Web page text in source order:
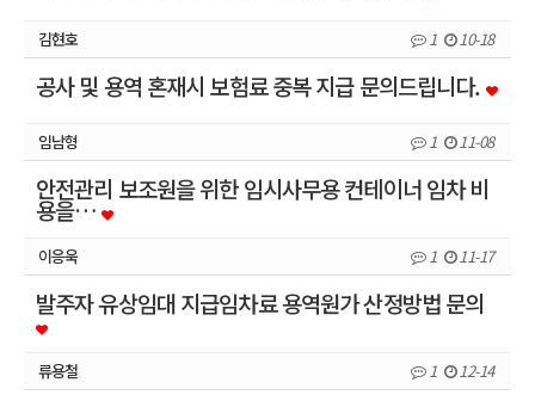
김현호 1 10-18
공사 및 용역 혼재시 보험료 중복 지급 문의드립니다.
임남형 1 11-08
안전관리 보조원을 위한 임시사무용 컨테이너 임차 비
용을…
이응욱 1 11-17
발주자 유상임대 지급임차료 용역원가 산정방법 문의
류용철 1 12-14